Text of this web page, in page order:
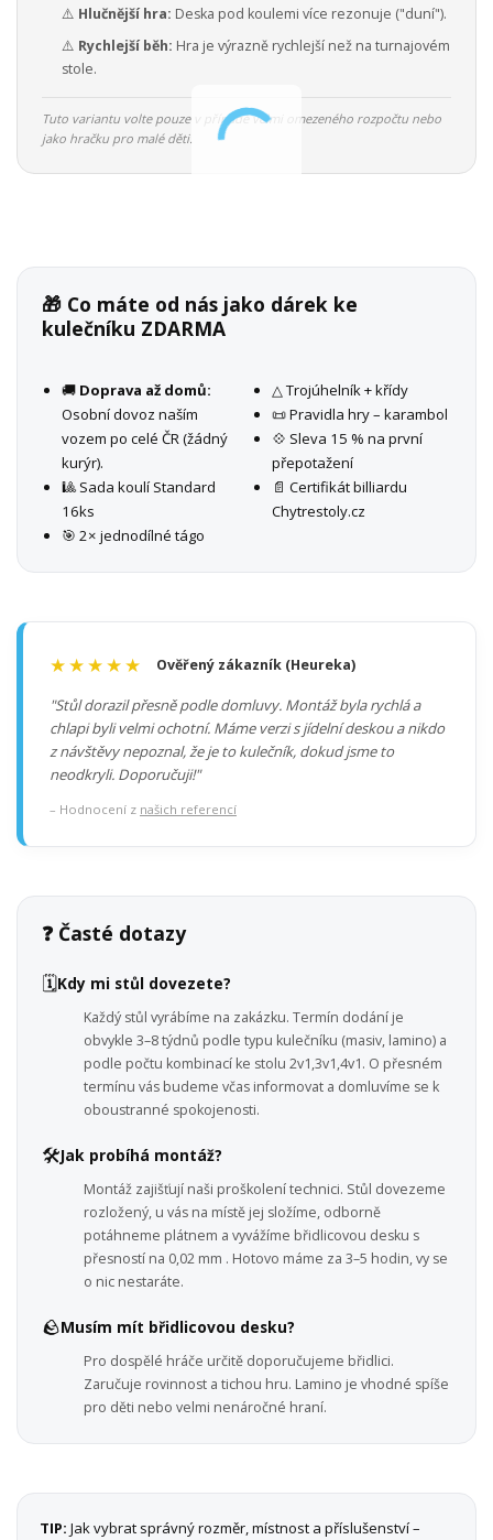
⚠️ Hlučnější hra: Deska pod koulemi více rezonuje ("duní").
⚠️ Rychlejší běh: Hra je výrazně rychlejší než na turnajovém
stole.
Tuto variantu volte pouze v případě velmi omezeného rozpočtu nebo
jako hračku pro malé děti.
🎁 Co máte od nás jako dárek ke
kulečníku ZDARMA
🚚 Doprava až domů:
Osobní dovoz naším
vozem po celé ČR (žádný
kurýr).
🎱 Sada koulí Standard
16ks
🎯 2× jednodílné tágo
△ Trojúhelník + křídy
📜 Pravidla hry – karambol
💠 Sleva 15 % na první
přepotažení
📄 Certifikát billiardu
Chytrestoly.cz
★★★★★ Ověřený zákazník (Heureka)
"Stůl dorazil přesně podle domluvy. Montáž byla rychlá a
chlapi byli velmi ochotní. Máme verzi s jídelní deskou a nikdo
z návštěvy nepoznal, že je to kulečník, dokud jsme to
neodkryli. Doporučuji!"
– Hodnocení z našich referencí
❓ Časté dotazy
🗓️Kdy mi stůl dovezete?
Každý stůl vyrábíme na zakázku. Termín dodání je
obvykle 3–8 týdnů podle typu kulečníku (masiv, lamino) a
podle počtu kombinací ke stolu 2v1,3v1,4v1. O přesném
termínu vás budeme včas informovat a domluvíme se k
oboustranné spokojenosti.
🛠️Jak probíhá montáž?
Montáž zajišťují naši proškolení technici. Stůl dovezeme
rozložený, u vás na místě jej složíme, odborně
potáhneme plátnem a vyvážíme břidlicovou desku s
přesností na 0,02 mm . Hotovo máme za 3–5 hodin, vy se
o nic nestaráte.
🪨Musím mít břidlicovou desku?
Pro dospělé hráče určitě doporučujeme břidlici.
Zaručuje rovinnost a tichou hru. Lamino je vhodné spíše
pro děti nebo velmi nenáročné hraní.
TIP: Jak vybrat správný rozměr, místnost a příslušenství –